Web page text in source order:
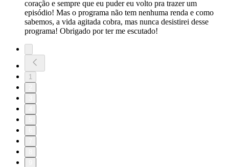
coração e sempre que eu puder eu volto pra trazer um
episódio! Mas o programa não tem nenhuma renda e como
sabemos, a vida agitada cobra, mas nunca desistirei desse
programa! Obrigado por ter me escutado!
1